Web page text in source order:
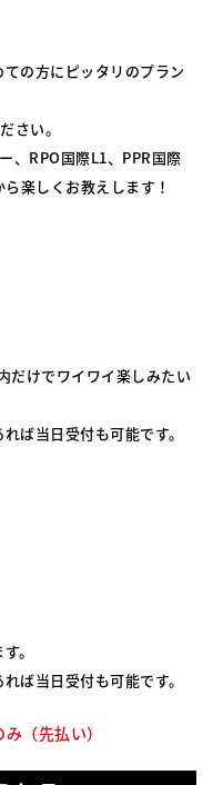
の方にピッタリのプラン
さい。
、RPO国際L1、PPR国際
楽しくお教えします！
だけでワイワイ楽しみたい
ば当日受付も可能です。
。
ば当日受付も可能です。
（先払い）